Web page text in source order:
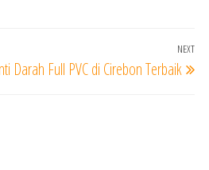
Next
Post
NEXT
Darah Full PVC di Cirebon Terbaik